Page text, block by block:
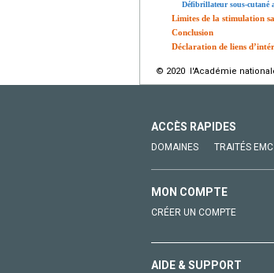
Défibrillateur sous-cutané
Limites de la stimulation
Conclusion
Déclaration de liens
© 2020 l'Académie
ACCÈS RAPIDES
DOMAINES TRAITÉS EMC
MON COMPTE
CRÉER UN COMPTE
AIDE & SUPPORT